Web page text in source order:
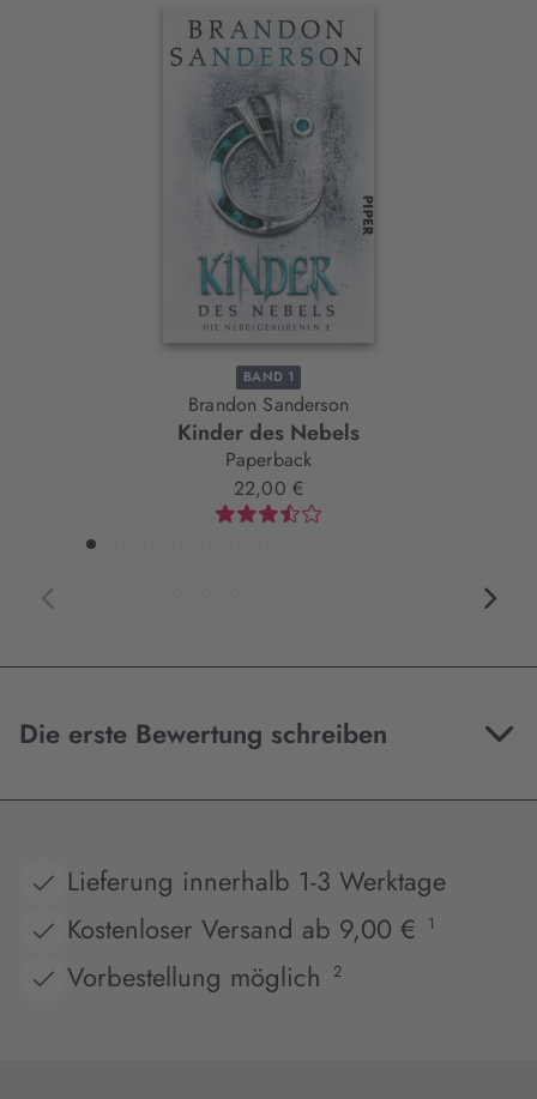
Interaktives
BAND 1
Brandon Sanderson
Kinder des Nebels
Paperback
22,00 €
Die erste Bewertung schreiben
Lieferung innerhalb 1-3 Werktage
Kostenloser Versand ab 9,00 €
1
Vorbestellung möglich 2